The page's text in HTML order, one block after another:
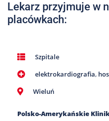
Galeria
801
302
Lekarz przyjmuje w
placówkach:
Szpitale
elektrokardiografia,
Wieluń
Polsko-Amerykańskie